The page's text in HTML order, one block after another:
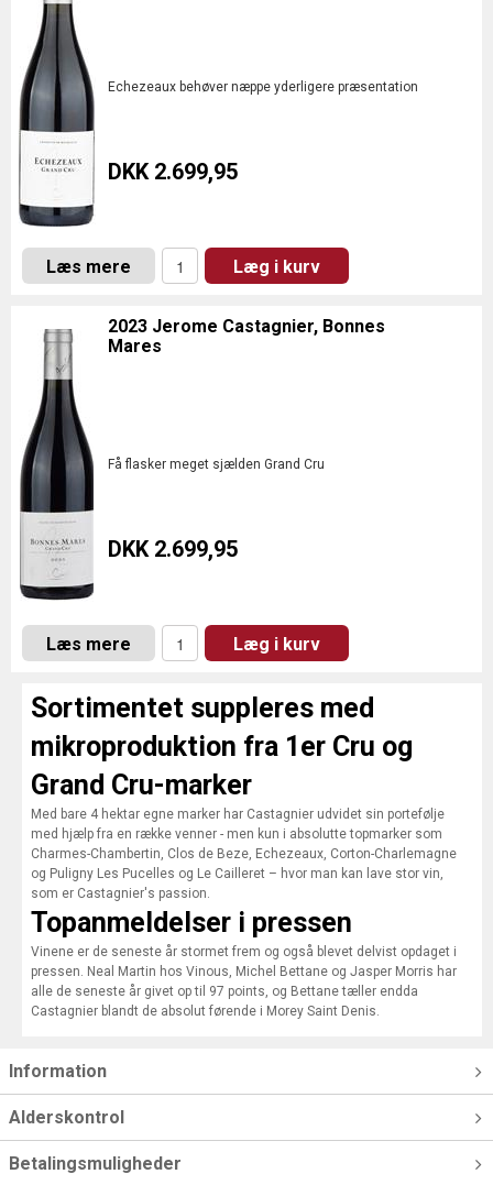
Echezeaux behøver næppe yderligere præsentation
DKK 2.699,95
Læs mere Læg i kurv
2023 Jerome Castagnier, Bonnes
Mares
Få flasker meget sjælden Grand Cru
DKK 2.699,95
Læs mere Læg i kurv
Sortimentet suppleres med
mikroproduktion fra 1er Cru og
Grand Cru-marker
Med bare 4 hektar egne marker har Castagnier udvidet sin portefølje
med hjælp fra en række venner - men kun i absolutte topmarker som
Charmes-Chambertin, Clos de Beze, Echezeaux, Corton-Charlemagne
og Puligny Les Pucelles og Le Cailleret – hvor man kan lave stor vin,
som er Castagnier's passion.
Topanmeldelser i pressen
Vinene er de seneste år stormet frem og også blevet delvist opdaget i
pressen. Neal Martin hos Vinous, Michel Bettane og Jasper Morris har
alle de seneste år givet op til 97 points, og Bettane tæller endda
Castagnier blandt de absolut førende i Morey Saint Denis.
Information
Alderskontrol
Betalingsmuligheder